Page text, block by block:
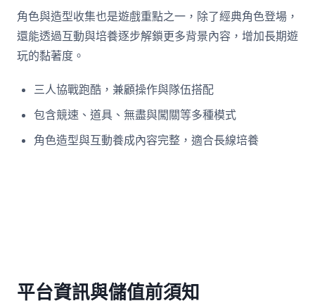
角色與造型收集也是遊戲重點之一，除了經典角色登場，
還能透過互動與培養逐步解鎖更多背景內容，增加長期遊
玩的黏著度。
三人協戰跑酷，兼顧操作與隊伍搭配
包含競速、道具、無盡與闖關等多種模式
角色造型與互動養成內容完整，適合長線培養
平台資訊與儲值前須知